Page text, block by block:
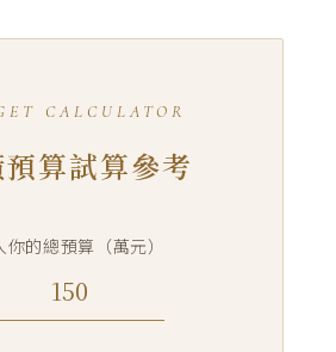
CALCULATOR
算試算參考
你的總預算（萬元）